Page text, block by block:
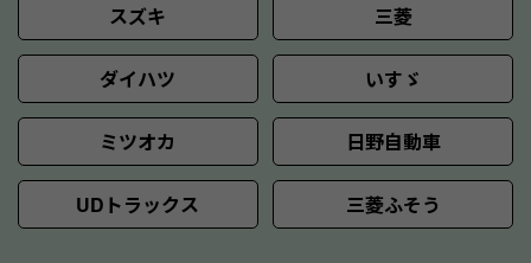
スズキ 三菱
ダイハツ いすゞ
ミツオカ 日野自動車
UDトラックス 三菱ふそう